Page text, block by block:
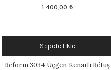
1.400,00 ₺
Sepete Ekle
Reform 3034 Üçgen Kenarlı Rötuş